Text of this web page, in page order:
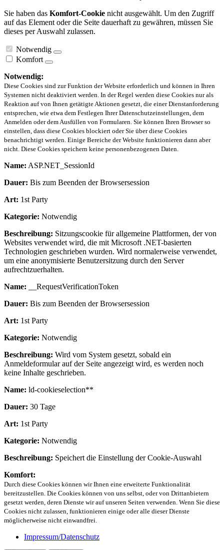
Sie haben das Komfort-Cookie nicht ausgewählt. Um den Zugriff
auf das Element oder die Seite dauerhaft zu gewähren, müssen Sie
dieses per Auswahl zulassen.
Notwendig
Komfort
Notwendig:
Diese Cookies sind zur Funktion der Website erforderlich und können in Ihren
Systemen nicht deaktiviert werden. In der Regel werden diese Cookies nur als
Reaktion auf von Ihnen getätigte Aktionen gesetzt, die einer Dienstanforderung
entsprechen, wie etwa dem Festlegen Ihrer Datenschutzeinstellungen, dem
Anmelden oder dem Ausfüllen von Formularen. Sie können Ihren Browser so
einstellen, dass diese Cookies blockiert oder Sie über diese Cookies
benachrichtigt werden. Einige Bereiche der Website funktionieren dann aber
nicht. Diese Cookies speichern keine personenbezogenen Daten.
Name: ASP.NET_SessionId
Dauer: Bis zum Beenden der Browsersession
Art: 1st Party
Kategorie: Notwendig
Beschreibung: Sitzungscookie für allgemeine Plattformen, der von
Websites verwendet wird, die mit Microsoft .NET-basierten
Technologien geschrieben wurden. Wird normalerweise verwendet,
um eine anonymisierte Benutzersitzung durch den Server
aufrechtzuerhalten.
Name: __RequestVerificationToken
Dauer: Bis zum Beenden der Browsersession
Art: 1st Party
Kategorie: Notwendig
Beschreibung: Wird vom System gesetzt, sobald ein
Anmeldeformular auf der Seite angezeigt wird, es werden noch
keine Inhalte geschrieben.
Name: ld-cookieselection**
Dauer: 30 Tage
Art: 1st Party
Kategorie: Notwendig
Beschreibung: Speichert die Einstellung der Cookie-Auswahl
Komfort:
Durch diese Cookies können wir Ihnen eine erweiterte Funktionalität
bereitzustellen. Die Cookies können von uns selbst, oder von Drittanbietern
gesetzt werden, deren Dienste wir auf unseren Seiten verwenden. Wenn Sie diese
Cookies nicht zulassen, funktionieren einige oder alle dieser Dienste
möglicherweise nicht einwandfrei.
Impressum/Datenschutz